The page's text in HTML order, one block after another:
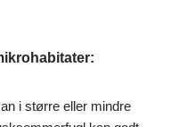
:
i større eller mindre